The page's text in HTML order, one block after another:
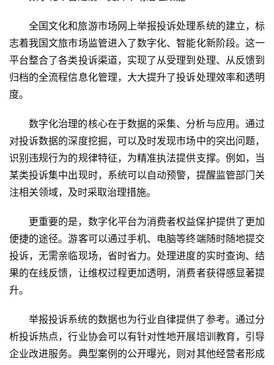
全国文化和旅游市场网上举报投诉处理系统的建立，标
志着我国文旅市场监管进入了数字化、智能化新阶段。这一
平台整合了各类投诉渠道，实现了从受理到处理、从反馈到
归档的全流程信息化管理，大大提升了投诉处理效率和透明
度。
数字化治理的核心在于数据的采集、分析与应用。通过
对投诉数据的深度挖掘，可以及时发现市场中的突出问题，
识别违规行为的规律特征，为精准执法提供支撑。例如，当
某类投诉集中出现时，系统可以自动预警，提醒监管部门关
注相关领域，及时采取治理措施。
更重要的是，数字化平台为消费者权益保护提供了更加
便捷的途径。游客可以通过手机、电脑等终端随时随地提交
投诉，无需亲临现场，省时省力。处理进度的实时查询、结
果的在线反馈，让维权过程更加透明，消费者获得感显著提
升。
举报投诉系统的数据也为行业自律提供了参考。通过分
析投诉热点，行业协会可以有针对性地开展培训教育，引导
企业改进服务。典型案例的公开曝光，则对其他经营者形成